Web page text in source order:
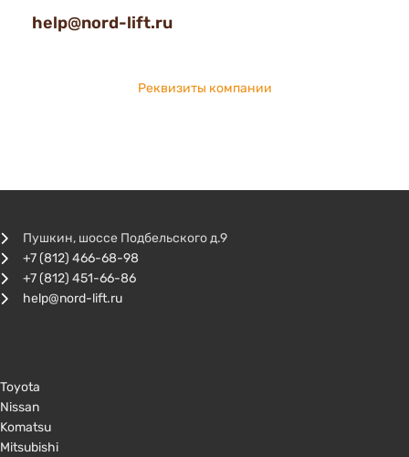
help@nord-lift.ru
Реквизиты компании
Пушкин, шоссе Подбельского д.9
+7 (812) 466-68-98
+7 (812) 451-66-86
help@nord-lift.ru
Toyota
Nissan
Komatsu
Mitsubishi